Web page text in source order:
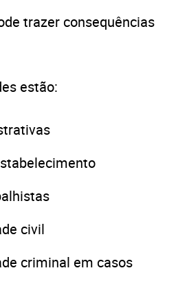
trazer consequências
estão:
civil
criminal em casos